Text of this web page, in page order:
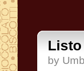
Listo
by